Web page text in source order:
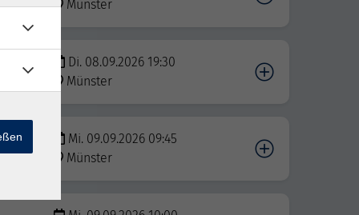
Münster
Di. 08.09.2026 19:30
Münster
Mi. 09.09.2026 09:45
Münster